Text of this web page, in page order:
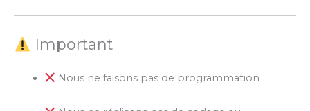
Important
Nous ne faisons pas de programmation